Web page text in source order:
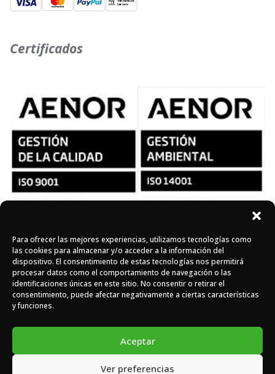
Para ofrecer las mejores experiencias, utilizamos tecnologías como
las cookies para almacenar y/o acceder a la información del
dispositivo. El consentimiento de estas tecnologías nos permitirá
procesar datos como el comportamiento de navegación o las
identificaciones únicas en este sitio. No consentir o retirar el
consentimiento, puede afectar negativamente a ciertas características
y funciones.
Aceptar
Ver preferencias
Certificados
Síguenos en redes
Instagram
Facebook
X